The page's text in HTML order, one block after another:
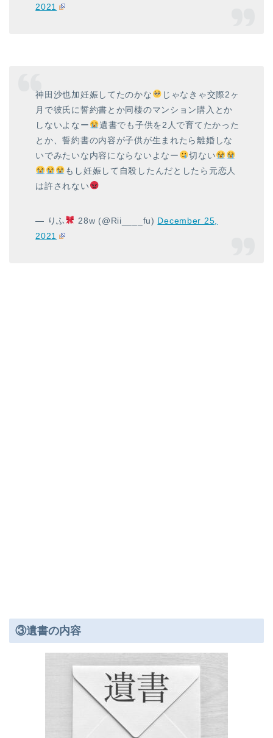
2021
神田沙也加妊娠してたのかな
じゃなきゃ交際2ヶ
月で彼氏に誓約書とか同棲のマンション購入とか
しないよなー
遺書でも子供を2人で育てたかった
とか、誓約書の内容が子供が生まれたら離婚しな
いでみたいな内容にならないよなー
切ない
もし妊娠して自殺したんだとしたら元恋人
は許されない
— りふ 28w (@Rii____fu) December 25,
2021
③遺書の内容